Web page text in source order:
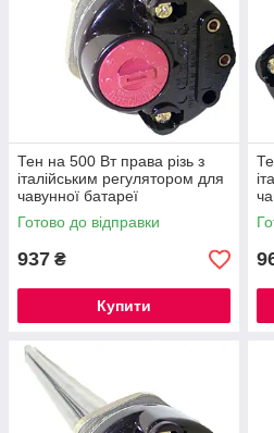
Тен на 500 Вт права різь з
італійським регулятором для
чавунної батареї
Готово до відправки
937 ₴
Купити